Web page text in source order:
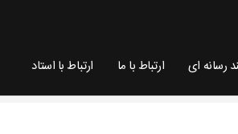
رسانه ای ارتباط با ما ارتباط با استاد